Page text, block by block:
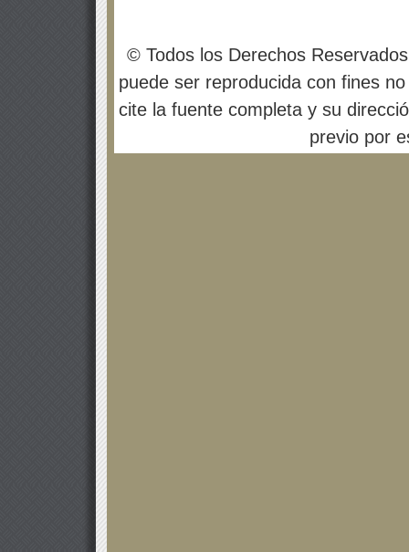
© Todos los Derechos
puede ser reproducida con fines
cite la fuente completa y su
previo por